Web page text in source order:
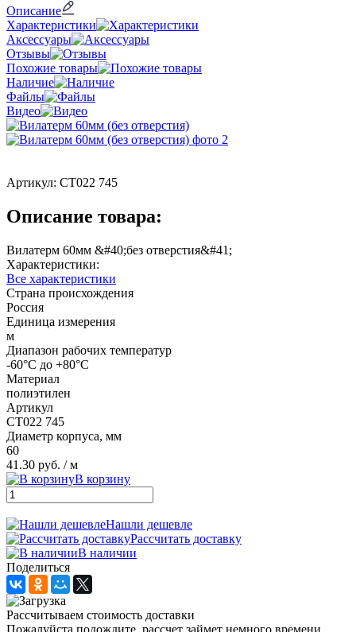
Описание
Характеристики
Аксессуары
Отзывы
Похожие товары
Наличие
Файлы
Видео
Артикул: СТ022 745
Описание товара:
Вилатерм 60мм &#40;без отверстия&#41;
Характеристики:
Все характеристики
Страна происхождения
Россия
Единица измерения
м
Диапазон рабочих температур
-60°С до +80°С
Материал
полиэтилен
Артикул
СТ022 745
Диаметр корпуса, мм
60
41.30 руб. / м
В корзину
Нашли дешевле
Рассчитать доставку
В наличии
Поделиться
Рассчитываем стоимость доставки
Пожалуйста подождите, рассчет займет немного времени